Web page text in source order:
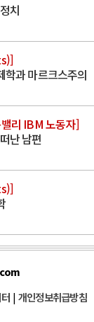
치
학과 마르크스주의
리 IBM 노동자]
난 남편
| 개인정보취급방침